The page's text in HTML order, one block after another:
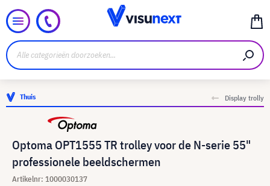
Thuis Display trolly
Optoma OPT1555 TR trolley voor de N-serie 55"
professionele beeldschermen
Artikelnr: 1000030137